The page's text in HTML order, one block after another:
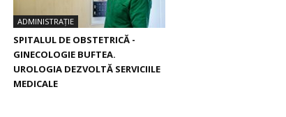
ADMINISTRAȚIE
SPITALUL DE OBSTETRICĂ -
GINECOLOGIE BUFTEA.
UROLOGIA DEZVOLTĂ SERVICIILE
MEDICALE